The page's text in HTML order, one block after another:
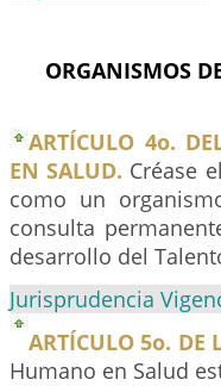
ORGANISMOS
ARTÍCULO 4o.
EN SALUD. Créase
como un
consulta
desarrollo del
Jurisprudencia
ARTÍCULO 5o. DE
Humano en Salud